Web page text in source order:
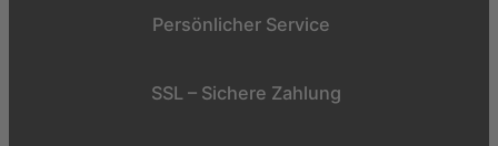
Persönlicher Service
SSL – Sichere Zahlung